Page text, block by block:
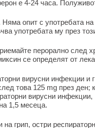
е 4-24 часа.
опит с употребата
употребата му през
перорално след
се определят от
вирусни инфекции и
това 125 mg през ден;
вирусни инфекции,
1,5 месеца.
грип, остри